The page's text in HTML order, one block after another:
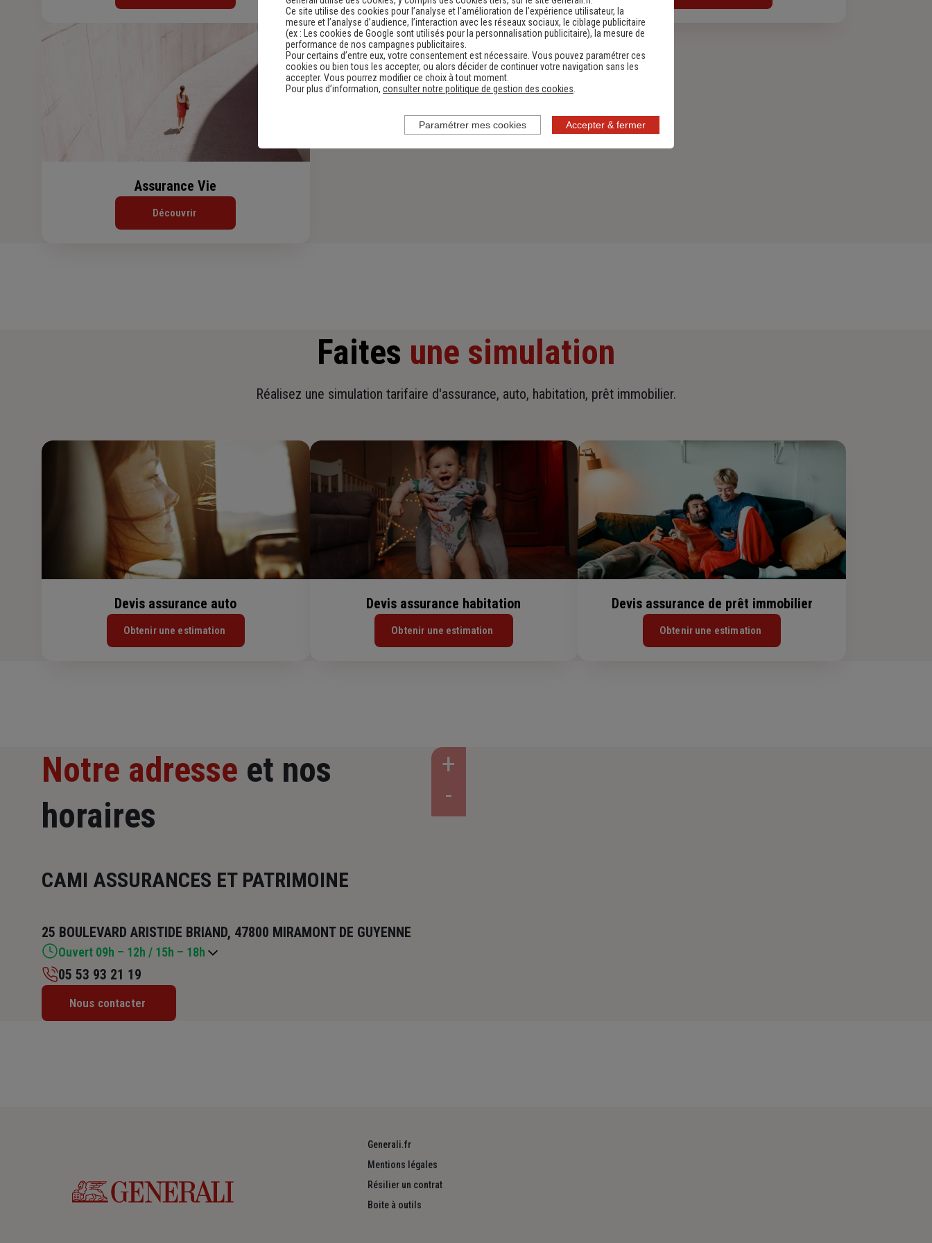
Assurance Vie
Découvrir
Faites une simulation
Réalisez une simulation tarifaire d'assurance, auto, habitation, prêt immobilier.
Devis assurance auto
Obtenir une estimation
Devis assurance habitation
Obtenir une estimation
Devis assurance de prêt immobilier
Obtenir une estimation
Notre adresse et nos
horaires
CAMI ASSURANCES ET PATRIMOINE
25 BOULEVARD ARISTIDE BRIAND, 47800 MIRAMONT DE GUYENNE
Ouvert 09h – 12h / 15h – 18h
Mardi : 09h – 12h / 14h – 18h
05 53 93 21 19
Nous contacter
Generali.fr
Mentions légales
Résilier un contrat
Boite à outils
Ce site utilise des cookies pour l’analyse et l'amélioration de l’expérience utilisateur, la
mesure et l’analyse d’audience, l’interaction avec les réseaux sociaux, le ciblage publicitaire
(ex : Les cookies de Google sont utilisés pour la personnalisation publicitaire), la mesure de
performance de nos campagnes publicitaires.
Pour certains d’entre eux, votre consentement est nécessaire. Vous pouvez paramétrer ces
cookies ou bien tous les accepter, ou alors décider de continuer votre navigation sans les
accepter. Vous pourrez modifier ce choix à tout moment.
Pour plus d’information, consulter notre politique de gestion des cookies.
Accepter & fermer
Paramétrer mes cookies